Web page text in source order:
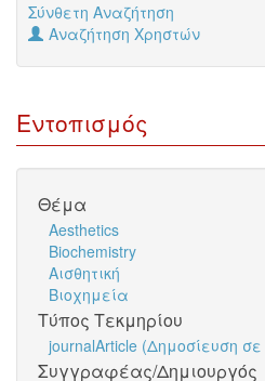
Σύνθετη Αναζήτηση
Αναζήτηση Χρηστών
Εντοπισμός
Θέμα
Aesthetics
Biochemistry
Αισθητική
Βιοχημεία
Τύπος Τεκμηρίου
journalArticle (Δημοσίευση σε
Συγγραφέας/Δημιουργός